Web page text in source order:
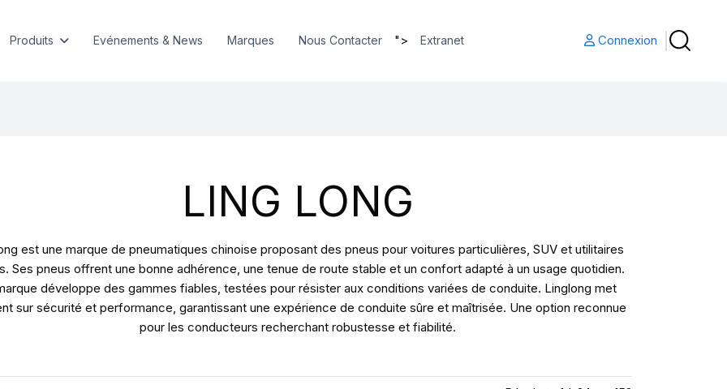
Produits Evénements & News Marques Nous Contacter "> Extranet Connexion
LING LONG
est une marque de pneumatiques chinoise proposant des pneus pour voitures particulières, SUV et utilitaires
Ses pneus offrent une bonne adhérence, une tenue de route stable et un confort adapté à un usage quotidien.
développe des gammes fiables, testées pour résister aux conditions variées de conduite. Linglong met
sur sécurité et performance, garantissant une expérience de conduite sûre et maîtrisée. Une option reconnue
pour les conducteurs recherchant robustesse et fiabilité.